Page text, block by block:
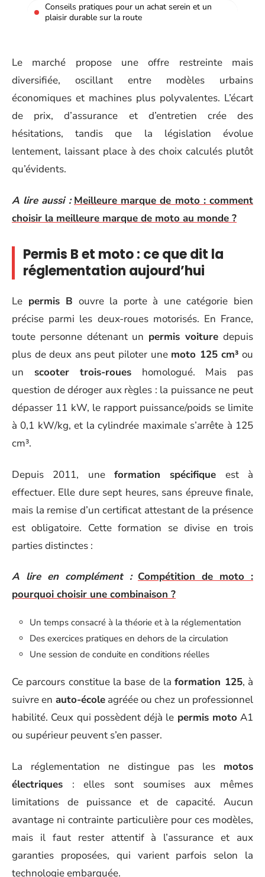
Conseils pratiques pour un achat serein et un
plaisir durable sur la route
Le marché propose une offre restreinte mais
diversifiée, oscillant entre modèles urbains
économiques et machines plus polyvalentes. L’écart
de prix, d’assurance et d’entretien crée des
hésitations, tandis que la législation évolue
lentement, laissant place à des choix calculés plutôt
qu’évidents.
A lire aussi : Meilleure marque de moto : comment
choisir la meilleure marque de moto au monde ?
Permis B et moto : ce que dit la
réglementation aujourd’hui
Le permis B ouvre la porte à une catégorie bien
précise parmi les deux-roues motorisés. En France,
toute personne détenant un permis voiture depuis
plus de deux ans peut piloter une moto 125 cm³ ou
un scooter trois-roues homologué. Mais pas
question de déroger aux règles : la puissance ne peut
dépasser 11 kW, le rapport puissance/poids se limite
à 0,1 kW/kg, et la cylindrée maximale s’arrête à 125
cm³.
Depuis 2011, une formation spécifique est à
effectuer. Elle dure sept heures, sans épreuve finale,
mais la remise d’un certificat attestant de la présence
est obligatoire. Cette formation se divise en trois
parties distinctes :
A lire en complément : Compétition de moto :
pourquoi choisir une combinaison ?
Un temps consacré à la théorie et à la réglementation
Des exercices pratiques en dehors de la circulation
Une session de conduite en conditions réelles
Ce parcours constitue la base de laformation 125, à
suivre en auto-écoleagréée ou chez un professionnel
habilité. Ceux qui possèdent déjà le permis moto A1
ou supérieur peuvent s’en passer.
La réglementation ne distingue pas les motos
électriques : elles sont soumises aux mêmes
limitations de puissance et de capacité. Aucun
avantage ni contrainte particulière pour ces modèles,
mais il faut rester attentif à l’assurance et aux
garanties proposées, qui varient parfois selon la
technologie embarquée.